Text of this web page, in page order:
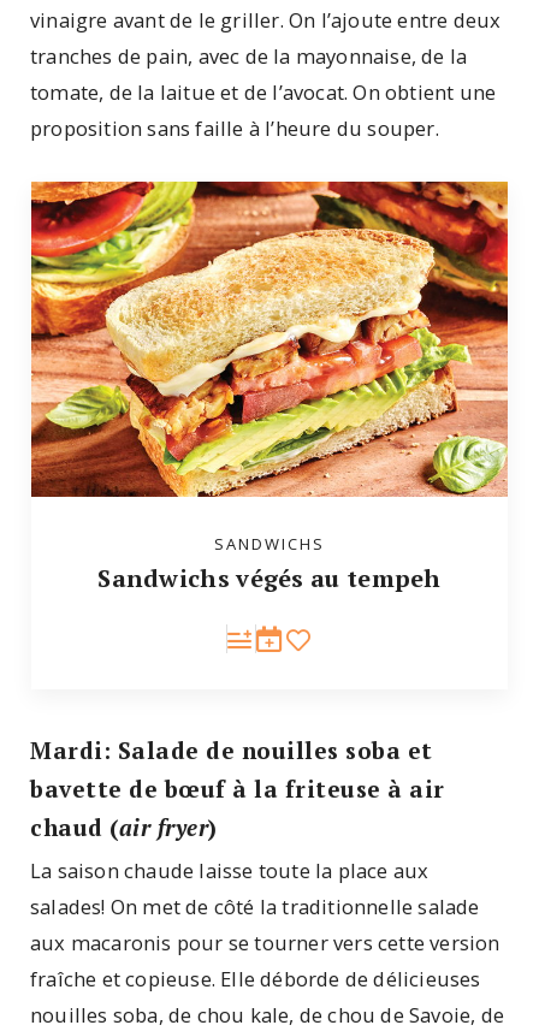
vinaigre avant de le griller. On l’ajoute entre deux
tranches de pain, avec de la mayonnaise, de la
tomate, de la laitue et de l’avocat. On obtient une
proposition sans faille à l’heure du souper.
SANDWICHS
Sandwichs végés au tempeh
Mardi: Salade de nouilles soba et
bavette de bœuf à la friteuse à air
chaud (air fryer)
La saison chaude laisse toute la place aux
salades! On met de côté la traditionnelle salade
aux macaronis pour se tourner vers cette version
fraîche et copieuse. Elle déborde de délicieuses
nouilles soba, de chou kale, de chou de Savoie, de